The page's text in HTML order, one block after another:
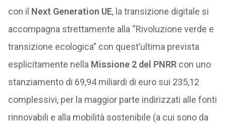
con il Next Generation UE, la transizione digitale si
accompagna strettamente alla “Rivoluzione verde e
transizione ecologica” con quest’ultima prevista
esplicitamente nella Missione 2 del PNRRcon uno
stanziamento di 69,94 miliardi di euro sui 235,12
complessivi, per la maggior parte indirizzati alle fonti
rinnovabili e alla mobilità sostenibile (a cui sono da